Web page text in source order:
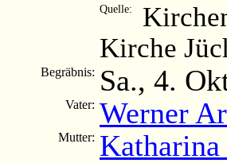
Quelle:
Kirche
Begräbnis: Sa., 4.
Vater: Werner
Mutter: